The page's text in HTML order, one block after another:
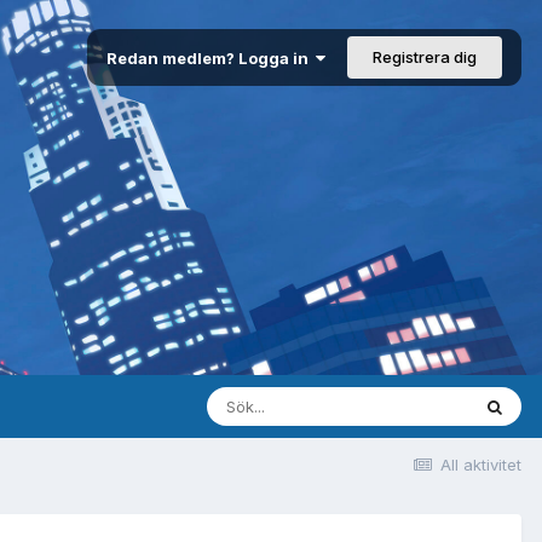
Redan medlem? Logga in Registrera dig
All aktivitet